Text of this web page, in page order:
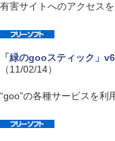
有害サイトへのアクセス
「緑のgooスティック」
（11/02/14）
“goo”の各種サービスを利